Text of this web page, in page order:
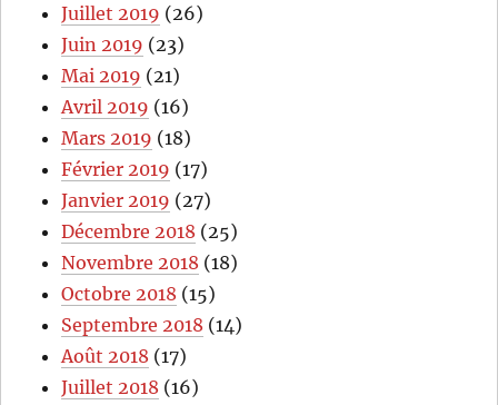
Juillet 2019 (26)
Juin 2019 (23)
Mai 2019 (21)
Avril 2019 (16)
Mars 2019 (18)
Février 2019 (17)
Janvier 2019 (27)
Décembre 2018 (25)
Novembre 2018 (18)
Octobre 2018 (15)
Septembre 2018 (14)
Août 2018 (17)
Juillet 2018 (16)